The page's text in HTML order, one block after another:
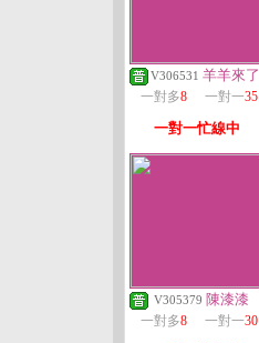
V306531 羊羊來了
一對多8 一對一35
一對一忙線中
V305379 陳漆漆
一對多8 一對一30